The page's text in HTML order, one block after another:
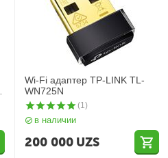
Wi-Fi адаптер TP-LINK TL-
WN725N
(1)
в наличии
200 000 UZS